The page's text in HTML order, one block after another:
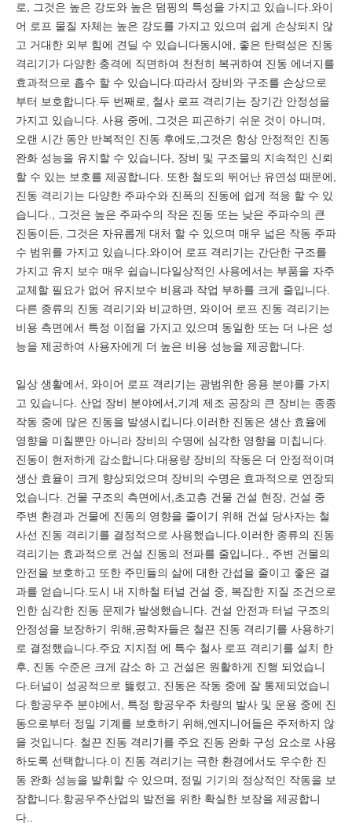
로, 그것은 높은 강도와 높은 덤핑의 특성을 가지고 있습니다.와이
어 로프 물질 자체는 높은 강도를 가지고 있으며 쉽게 손상되지 않
고 거대한 외부 힘에 견딜 수 있습니다동시에, 좋은 탄력성은 진동
격리기가 다양한 충격에 직면하여 천천히 복귀하여 진동 에너지를
효과적으로 흡수 할 수 있습니다.따라서 장비와 구조를 손상으로
부터 보호합니다.두 번째로, 철사 로프 격리기는 장기간 안정성을
가지고 있습니다. 사용 중에, 그것은 피곤하기 쉬운 것이 아니며,
오랜 시간 동안 반복적인 진동 후에도,그것은 항상 안정적인 진동
완화 성능을 유지할 수 있습니다, 장비 및 구조물의 지속적인 신뢰
할 수 있는 보호를 제공합니다. 또한 철도의 뛰어난 유연성 때문에,
진동 격리기는 다양한 주파수와 진폭의 진동에 쉽게 적응 할 수 있
습니다., 그것은 높은 주파수의 작은 진동 또는 낮은 주파수의 큰
진동이든, 그것은 자유롭게 대처 할 수 있으며 매우 넓은 작동 주파
수 범위를 가지고 있습니다.와이어 로프 격리기는 간단한 구조를
가지고 유지 보수 매우 쉽습니다일상적인 사용에서는 부품을 자주
교체할 필요가 없어 유지보수 비용과 작업 부하를 크게 줄입니다.
다른 종류의 진동 격리기와 비교하면, 와이어 로프 진동 격리기는
비용 측면에서 특정 이점을 가지고 있으며 동일한 또는 더 나은 성
능을 제공하여 사용자에게 더 높은 비용 성능을 제공합니다.
일상 생활에서, 와이어 로프 격리기는 광범위한 응용 분야를 가지
고 있습니다. 산업 장비 분야에서,기계 제조 공장의 큰 장비는 종종
작동 중에 많은 진동을 발생시킵니다.이러한 진동은 생산 효율에
영향을 미칠뿐만 아니라 장비의 수명에 심각한 영향을 미칩니다.
진동이 현저하게 감소합니다.대용량 장비의 작동은 더 안정적이며
생산 효율이 크게 향상되었으며 장비의 수명은 효과적으로 연장되
었습니다. 건물 구조의 측면에서,초고층 건물 건설 현장, 건설 중
주변 환경과 건물에 진동의 영향을 줄이기 위해 건설 당사자는 철
사선 진동 격리기를 결정적으로 사용했습니다.이러한 종류의 진동
격리기는 효과적으로 건설 진동의 전파를 줄입니다., 주변 건물의
안전을 보호하고 또한 주민들의 삶에 대한 간섭을 줄이고 좋은 결
과를 얻습니다.도시 내 지하철 터널 건설 중, 복잡한 지질 조건으로
인한 심각한 진동 문제가 발생했습니다. 건설 안전과 터널 구조의
안정성을 보장하기 위해,공학자들은 철끈 진동 격리기를 사용하기
로 결정했습니다.주요 지지점 에 특수 철사 로프 격리기를 설치 한
후, 진동 수준은 크게 감소 하 고 건설은 원활하게 진행 되었습니
다.터널이 성공적으로 뚫렸고, 진동은 작동 중에 잘 통제되었습니
다.항공우주 분야에서, 특정 항공우주 차량의 발사 및 운용 중에 진
동으로부터 정밀 기계를 보호하기 위해,엔지니어들은 주저하지 않
을 것입니다. 철끈 진동 격리기를 주요 진동 완화 구성 요소로 사용
하도록 선택합니다.이 진동 격리기는 극한 환경에서도 우수한 진
동 완화 성능을 발휘할 수 있으며, 정밀 기기의 정상적인 작동을 보
장합니다.항공우주산업의 발전을 위한 확실한 보장을 제공합니
다..